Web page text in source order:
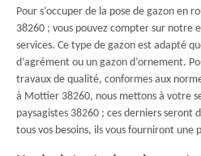
Pour s’occuper de la pose de gazon en
38260 ; vous pouvez compter sur notre
services. Ce type de gazon est adapté
d’agrément ou un gazon d’ornement.
travaux de qualité, conformes aux
à Mottier 38260, nous mettons à votre
paysagistes 38260 ; ces derniers seront
tous vos besoins, ils vous fourniront une